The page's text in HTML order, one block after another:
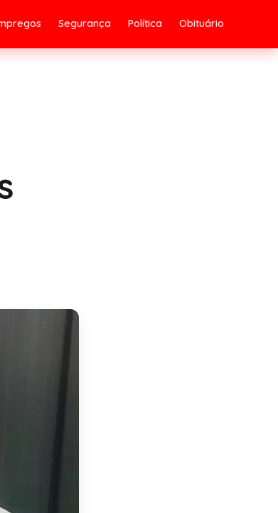
Segurança Política Obituário